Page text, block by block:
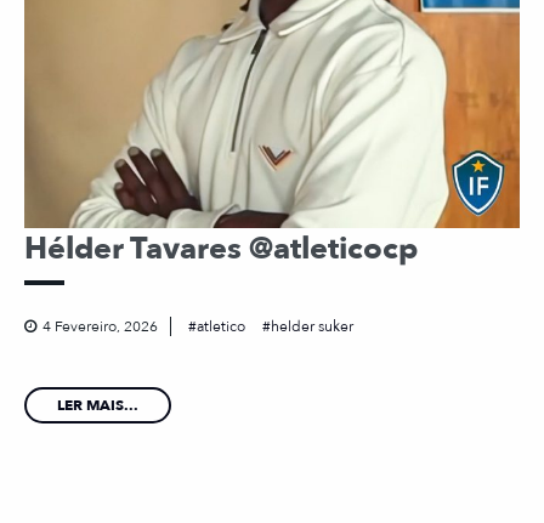
Hélder Tavares @atleticocp
4 Fevereiro, 2026 atletico helder suker
LER MAIS...